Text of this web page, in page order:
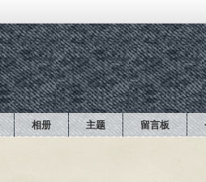
相册 主题 留言板